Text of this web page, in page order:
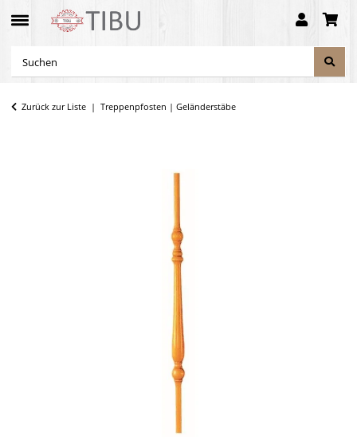
Zurück zur Liste Treppenpfosten | Geländerstäbe